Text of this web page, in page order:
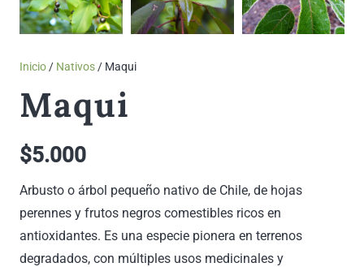
Inicio/ Nativos/ Maqui
Maqui
$5.000
Arbusto o árbol pequeño nativo de Chile, de hojas
perennes y frutos negros comestibles ricos en
antioxidantes. Es una especie pionera en terrenos
degradados, con múltiples usos medicinales y